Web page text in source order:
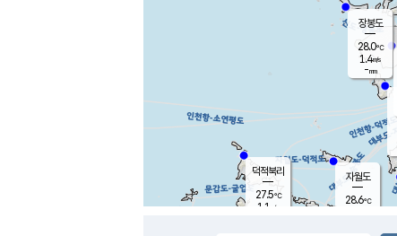
자월도
28.6℃
장봉도
28.0℃
1.4m/s
-mm
덕적북리
27.5℃
1.1 m/s